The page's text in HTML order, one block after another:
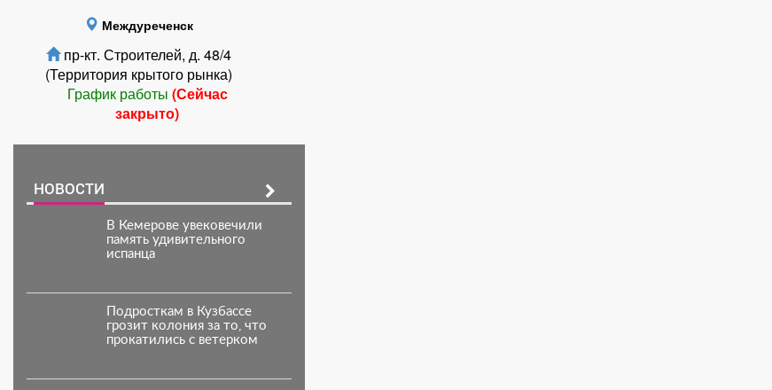
Междуреченск
пр-кт. Строителей, д. 48/4
(Территория крытого рынка)
График работы (Сейчас
закрыто)
НОВОСТИ
В Кемерове увековечили
память удивительного
испанца
Подросткам в Кузбассе
грозит колония за то, что
прокатились с ветерком